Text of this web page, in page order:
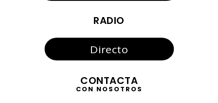
RADIO
Directo
CONTACTA
CON NOSOTROS